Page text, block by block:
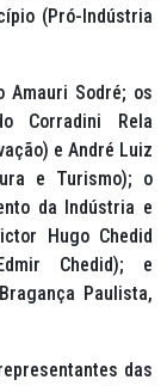
(Pró-Indústria
Amauri Sodré; os
Corradini Rela
e André Luiz
e Turismo); o
da Indústria e
Hugo Chedid
Chedid); e
Paulista,
das